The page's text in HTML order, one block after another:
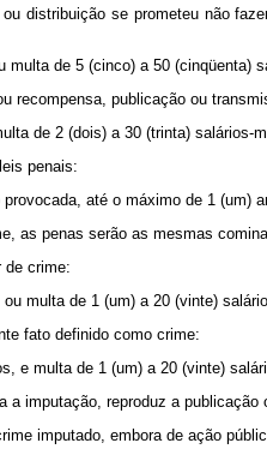
se prometeu não fazer
de 5 (cinco) a 50 (cinqüenta)
publicação ou
de 2 (dois) a 30 (trinta) salários-
penais:
até o máximo de 1 (um)
penas serão as mesmas
crime:
de 1 (um) a 20 (vinte)
fato definido como crime:
multa de 1 (um) a 20 (vinte)
reproduz a publicação
imputado, embora de ação